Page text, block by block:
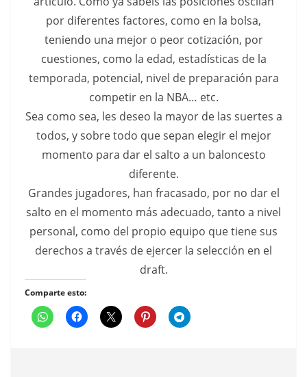
por diferentes factores, como en la bolsa,
teniendo una mejor o peor cotización, por
cuestiones, como la edad, estadísticas de la
temporada, potencial, nivel de preparación para
competir en la NBA… etc.
Sea como sea, les deseo la mayor de las suertes a
todos, y sobre todo que sepan elegir el mejor
momento para dar el salto a un baloncesto
diferente.
Grandes jugadores, han fracasado, por no dar el
salto en el momento más adecuado, tanto a nivel
personal, como del propio equipo que tiene sus
derechos a través de ejercer la selección en el
draft.
Comparte esto: